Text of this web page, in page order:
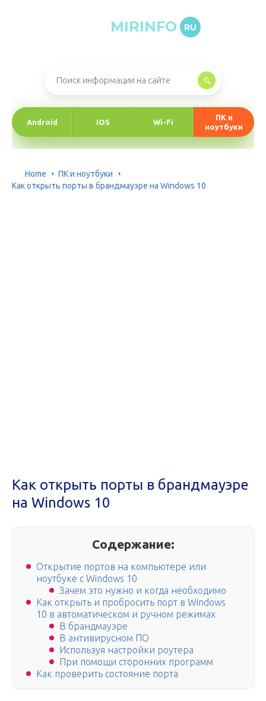
MIRINFO RU
Android IOS Wi-Fi
ПК и
ноутбуки
Home
ПК и ноутбуки
Как открыть порты в брандмауэре на Windows 10
Как открыть порты в брандмауэре
на Windows 10
Содержание:
Открытие портов на компьютере или
ноутбуке с Windows 10
Зачем это нужно и когда необходимо
Как открыть и пробросить порт в Windows
10 в автоматическом и ручном режимах
В брандмауэре
В антивирусном ПО
Используя настройки роутера
При помощи сторонних программ
Как проверить состояние порта